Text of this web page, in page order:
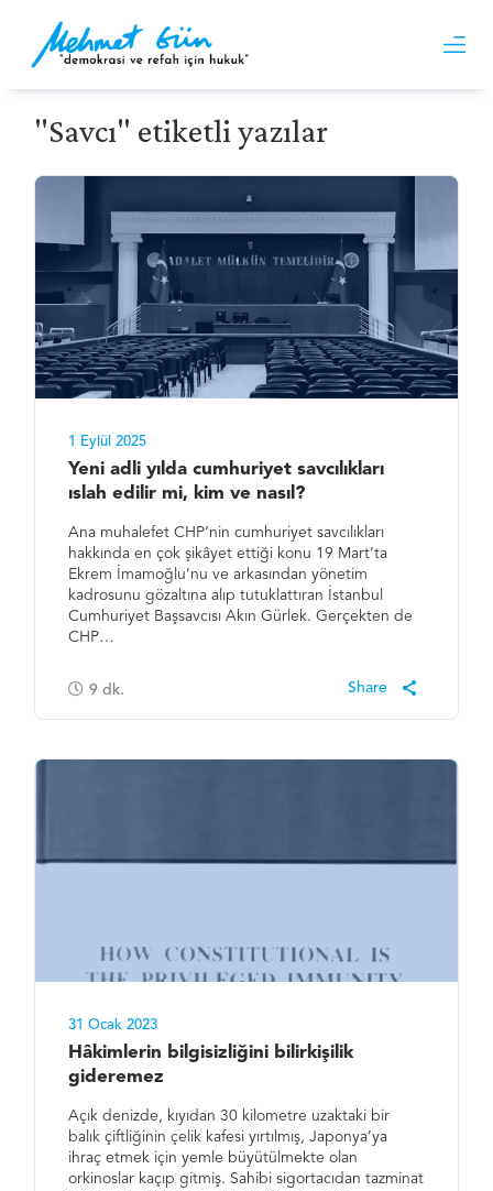
"Savcı" etiketli yazılar
1 Eylül 2025
Yeni adli yılda cumhuriyet savcılıkları
ıslah edilir mi, kim ve nasıl?
Ana muhalefet CHP’nin cumhuriyet savcılıkları
hakkında en çok şikâyet ettiği konu 19 Mart’ta
Ekrem İmamoğlu’nu ve arkasından yönetim
kadrosunu gözaltına alıp tutuklattıran İstanbul
Cumhuriyet Başsavcısı Akın Gürlek. Gerçekten de
CHP…
9 dk.
31 Ocak 2023
Hâkimlerin bilgisizliğini bilirkişilik
gideremez
Açık denizde, kıyıdan 30 kilometre uzaktaki bir
balık çiftliğinin çelik kafesi yırtılmış, Japonya’ya
ihraç etmek için yemle büyütülmekte olan
orkinoslar kaçıp gitmiş. Sahibi sigortacıdan tazminat